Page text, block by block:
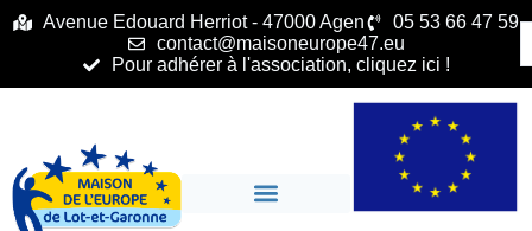
principalAvenue Edouard Herriot - 47000 Agen
05 53 66 47 59
contact@maisoneurope47.eu
Pour adhérer à l'association, cliquez ici !